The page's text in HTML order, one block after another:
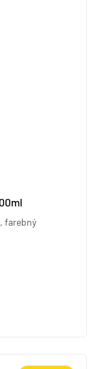
farebný